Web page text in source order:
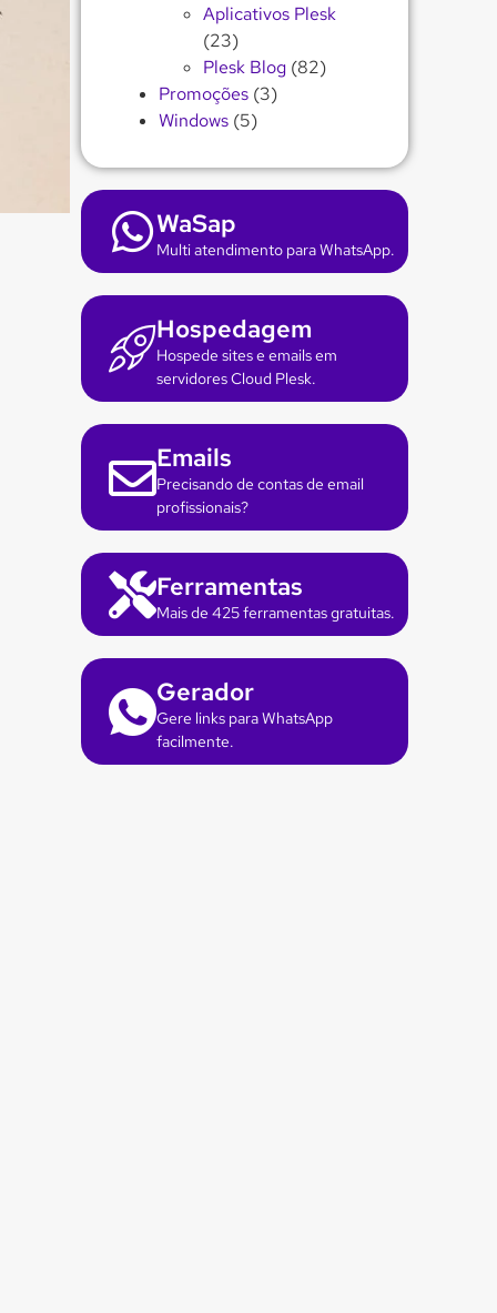
Aplicativos Plesk
(23)
Plesk Blog (82)
Promoções (3)
Windows (5)
WaSap
Multi atendimento para WhatsApp.
Hospedagem
Hospede sites e emails em
servidores Cloud Plesk.
Emails
Precisando de contas de email
profissionais?
Ferramentas
Mais de 425 ferramentas gratuitas.
Gerador
Gere links para WhatsApp
facilmente.